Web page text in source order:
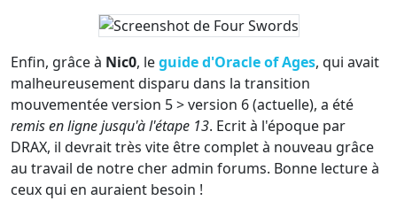
Enfin, grâce à Nic0, leguide d'Oracle of Ages, qui avait
malheureusement disparu dans la transition
mouvementée version 5 > version 6 (actuelle), a été
remis en ligne jusqu'à l'étape 13. Ecrit à l'époque par
DRAX, il devrait très vite être complet à nouveau grâce
au travail de notre cher admin forums. Bonne lecture à
ceux qui en auraient besoin !